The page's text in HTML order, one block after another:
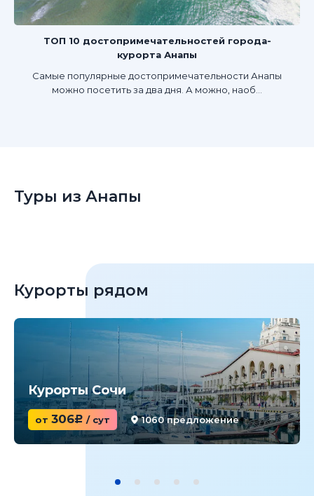
ТОП 10 достопримечательностей города-
курорта Анапы
Самые популярные достопримечательности Анапы
можно посетить за два дня. А можно, наоб...
Туры из Анапы
Курорты рядом
Курорты Сочи
от 306c / сут 1060 предложение